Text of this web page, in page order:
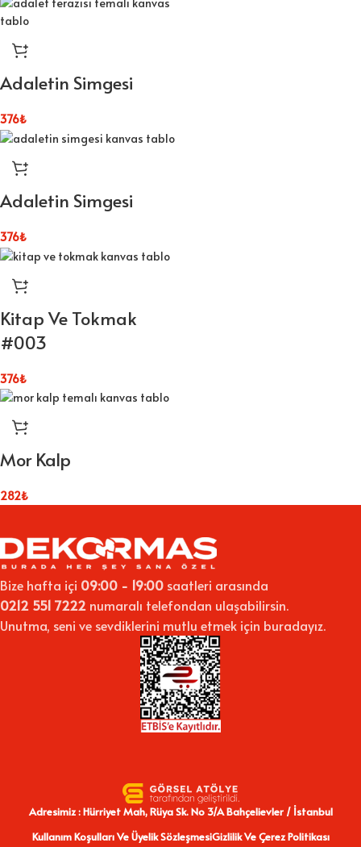
Adaletin Simgesi
376₺
Adaletin Simgesi
376₺
Kitap Ve Tokmak
#003
376₺
Mor Kalp
282₺
Bize hafta içi 09:00 - 19:00 saatleri arasında
0212 551 7222 numaralı telefondan ulaşabilirsin.
Unutma, seni ve sevdiklerini mutlu etmek için buradayız.
Adresimiz : Hürriyet Mah, Rüya Sk. No 3/A Bahçelievler / İstanbul
Kullanım Koşulları Ve Üyelik SözleşmesiGizlilik Ve Çerez Politikası